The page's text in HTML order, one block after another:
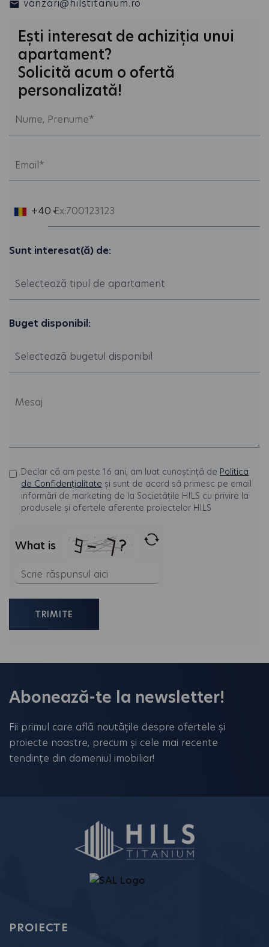
vanzari@hilstitanium.ro
Ești interesat de achiziția unui
apartament?
Solicită acum o ofertă
personalizată!
+40
Sunt interesat(ă) de:
Buget disponibil:
Declar că am peste 16 ani, am luat cunoștință de Politica
de Confidențialitate și sunt de acord să primesc pe email
informări de marketing de la Societățile HILS cu privire la
produsele și ofertele aferente proiectelor HILS
What is
Solve
the
image
continue.
Abonează-te la newsletter!
Fii primul care află noutățile despre ofertele și
proiecte noastre, precum și cele mai recente
tendințe din domeniul imobiliar!
PROIECTE